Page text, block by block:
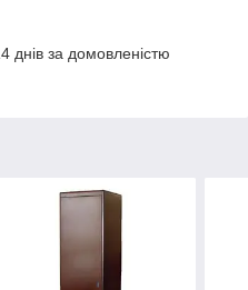
днів за домовленістю